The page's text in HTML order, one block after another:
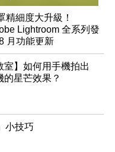
精細度大升級！
Lightroom 全系列發
月功能更新
室】如何用手機拍出
的星芒效果？
小技巧